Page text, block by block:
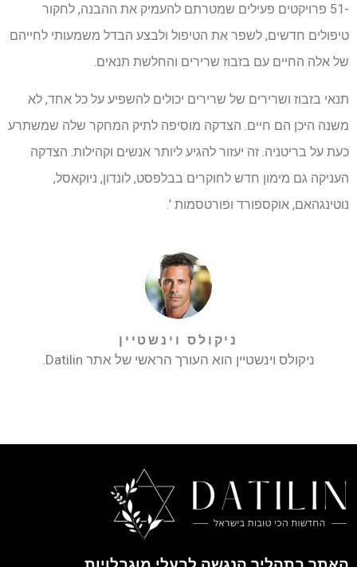
-51 פרויקטים פעילים שמטרתם להעמיק את ההבנה, לחקור
טיפולים חדשים, לשפר את הטיפול ולבצע הבדל משמעותי לחייהם
של אלה החיים עם בזבוז שרירים והחלשת תנאים.
תנאי בזבוז ושרירים של שרירים יכולים להשפיע על כל אחד, לא
משנה היכן הם חיים. הצדקה מוסיפה לתיק המחקר שלה שמשתרע
כעת על בריטניה. זה יעזור להגיע ליותר אנשים וקהילות. הצדקה
העניקה גם מימון חדש לחוקרים בבלפסט, לונדון, ניוקאסל,
נוטינגהאם, אוקספורד ופורטסמות '.
ניקולס וינשטיין
ניקולס וינשטיין הוא העורך הראשי של אתר Datilin.